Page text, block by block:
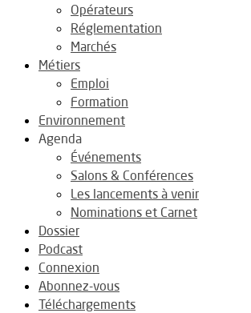
Opérateurs
Réglementation
Marchés
Métiers
Emploi
Formation
Environnement
Agenda
Événements
Salons & Conférences
Les lancements à venir
Nominations et Carnet
Dossier
Podcast
Connexion
Abonnez-vous
Téléchargements